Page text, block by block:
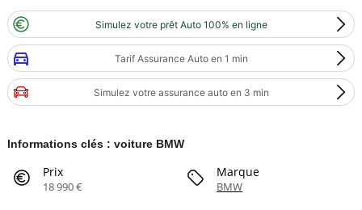
Simulez votre prêt Auto 100% en ligne
Tarif Assurance Auto en 1 min
Simulez votre assurance auto en 3 min
Informations clés : voiture BMW
Prix
18 990 €
Marque
BMW